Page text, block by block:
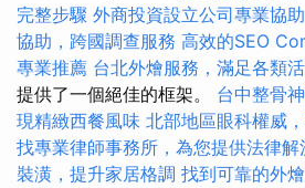
完整步驟 外商投資設立公司專業協助
協助，跨國調查服務 高效的SEO
專業推薦 台北外燴服務，滿足各類
提供了一個絕佳的框架。 台中整骨
現精緻西餐風味 北部地區眼科權威
找專業律師事務所，為您提供法律解
裝潢，提升家居格調 找到可靠的外